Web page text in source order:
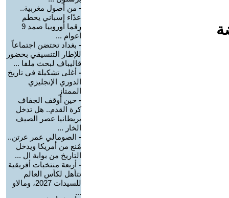
- من أصول مغربية..
عدّاء إسباني يحطم
رقما أوروبيا صمد 9
أعوام ...
- بغداد تحتضن اجتماعاً
للإطار التنسيقي بحضور
قاليباف لبحث ملفا ...
- أغلى تشكيلة في تاريخ
الدوري الإنجليزي
الممتاز
- حين أوقف الجفاف
كرة القدم.. هل تدخل
بريطانيا عصر الصيف
الخار ...
- الصومالي عمر عرتن..
مُنع من أمريكا ويدخل
التاريخ من بوابة ال ...
- أربعة منتخبات أفريقية
تتأهل لكأس العالم
للسيدات 2027، ومالاو
...